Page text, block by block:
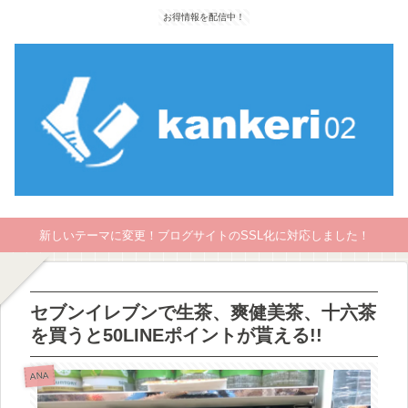
お得情報を配信中！
新しいテーマに変更！ブログサイトのSSL化に対応しました！
セブンイレブンで生茶、爽健美茶、十六茶
を買うと50LINEポイントが貰える!!
ANA